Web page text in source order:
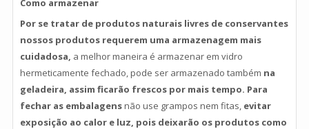
Por se tratar de produtos naturais livres de conservantes
nossos produtos requerem uma armazenagem mais
cuidadosa, a melhormaneira é armazenar em vidro
hermeticamente fechado, pode ser armazenado também na
geladeira, assim ficarão frescos por mais tempo. Para
fechar as embalagensnão use grampos nem fitas evitar
exposição ao calor e luz, pois deixarão os produtos como